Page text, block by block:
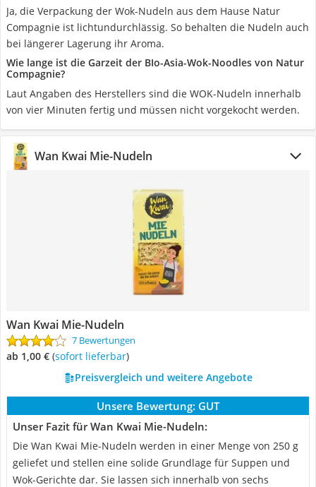
Ja, die Verpackung der Wok-Nudeln aus dem Hause Natur
Compagnie ist lichtundurchlässig. So behalten die Nudeln auch
bei längerer Lagerung ihr Aroma.
Wie lange ist die Garzeit der BIo-Asia-Wok-Noodles von Natur
Compagnie?
Laut Angaben des Herstellers sind die WOK-Nudeln innerhalb
von vier Minuten fertig und müssen nicht vorgekocht werden.
Wan Kwai Mie-Nudeln
Wan Kwai Mie-Nudeln
7 Bewertungen
ab 1,00 € ( Sofort lieferbar)
Preisvergleich und weitere Angebote
Unsere Bewertung: GUT
Unser Fazit für Wan Kwai Mie-Nudeln:
Die Wan Kwai Mie-Nudeln werden in einer Menge von 250 g
geliefet und stellen eine solide Grundlage für Suppen und
Wok-Gerichte dar. Sie lassen sich innerhalb von sechs